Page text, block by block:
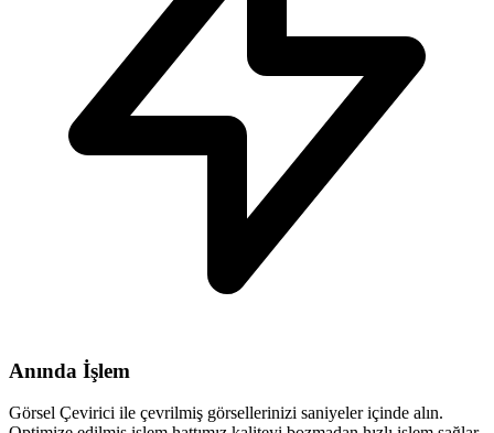
Anında İşlem
Görsel Çevirici ile çevrilmiş görsellerinizi saniyeler içinde alın.